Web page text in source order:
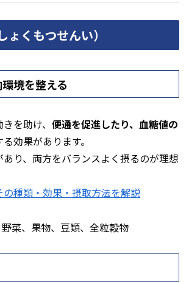
ょくもつせんい）
環境を整える
を助け、 便通を促進したり、血糖値の
る効果があります。
り、両方をバランスよく摂るのが理想
種類・効果・摂取方法を解説
野菜、果物、豆類、全粒穀物